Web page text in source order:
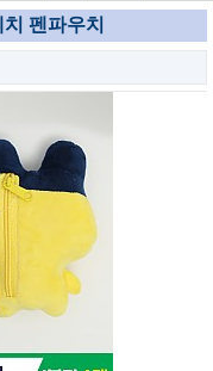
펜파우치